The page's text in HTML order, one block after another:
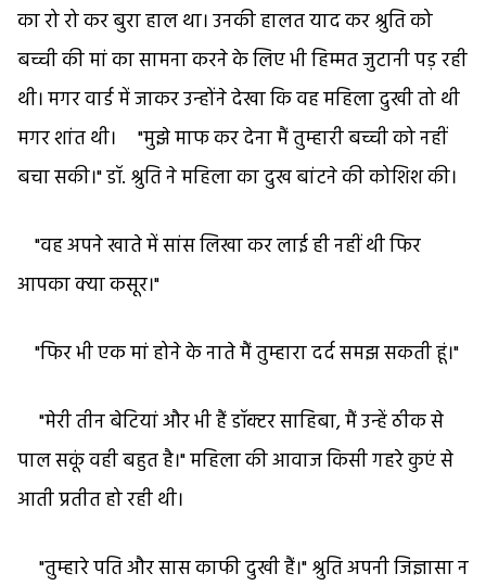
का रो रो कर बुरा हाल था। उनकी हालत याद कर श्रुति को
बच्ची की मां का सामना करने के लिए भी हिम्मत जुटानी पड़ रही
थी। मगर वार्ड में जाकर उन्होंने देखा कि वह महिला दुखी तो थी
मगर शांत थी। "मुझे माफ कर देना मैं तुम्हारी बच्ची को नहीं
बचा सकी।" डॉ. श्रुति ने महिला का दुख बांटने की कोशिश की।
"वह अपने खाते में सांस लिखा कर लाई ही नहीं थी फिर
आपका क्या कसूर।"
"फिर भी एक मां होने के नाते मैं तुम्हारा दर्द समझ सकती हूं।"
"मेरी तीन बेटियां और भी हैं डॉक्टर साहिबा, मैं उन्हें ठीक से
पाल सकूं वही बहुत है।" महिला की आवाज किसी गहरे कुएं से
आती प्रतीत हो रही थी।
"तुम्हारे पति और सास काफी दुखी हैं।" श्रुति अपनी जिज्ञासा न